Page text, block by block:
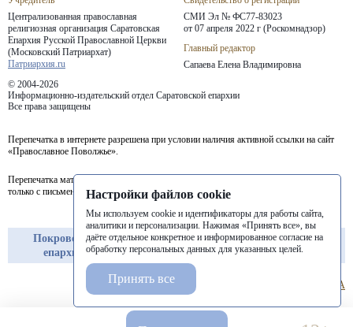
Централизованная православная
религиозная организация Саратовская
Епархия Русской Православной Церкви
(Московский Патриархат)
Патриархия.ru
СМИ Эл № ФС77-83023
от 07 апреля 2022 г (Роскомнадзор)
Главный редактор
Сапаева Елена Владимировна
© 2004-2026
Информационно-издательский отдел Саратовской епархии
Все права защищены
Перепечатка в интернете разрешена при условии наличия активной ссылки на сайт
«Православное Поволжье».
Перепечатка материалов портала в печатных изданиях (книгах, прессе) возможна
только с письменного разрешения редакции.
Покровская
епархия
Балашовская
епархия
Балаковская
епархия
Настройки файлов cookie
Мы используем cookie и идентификаторы для работы сайта,
аналитики и персонализации. Нажимая «Принять все», вы
даёте отдельное конкретное и информированное согласие на
обработку персональных данных для указанных целей.
Принять все